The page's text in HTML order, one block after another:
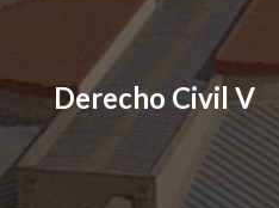
Derecho Civil V